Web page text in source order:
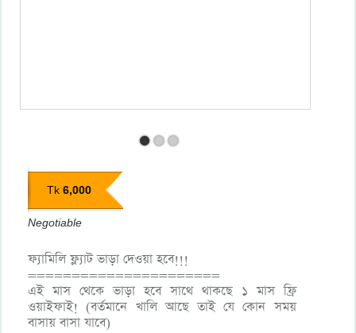
Tk6,000
Negotiable
ফ্যামিলি ফ্ল্যাট ভাড়া দেওয়া হবে!!!
======================
এই মাস থেকে ভাড়া হবে সাথে থাকছে ১ মাস ফ্রি
ওয়াইফাই! (বর্তমানে খালি আছে তাই যে কোন সময়
বাসায় বাসা যাবে)